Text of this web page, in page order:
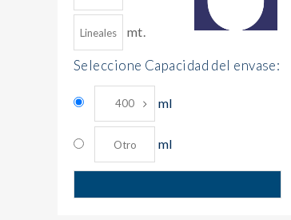
mt.
Seleccione Capacidad del envase:
ml
ml